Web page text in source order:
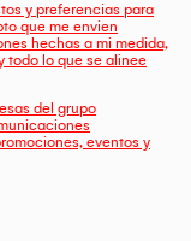
y preferencias para
que me envien
hechas a mi medida,
todo lo que se alinee
del grupo
eventos y